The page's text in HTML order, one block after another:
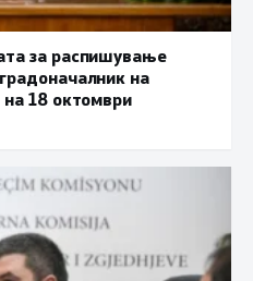
за распишување
на
18 октомври